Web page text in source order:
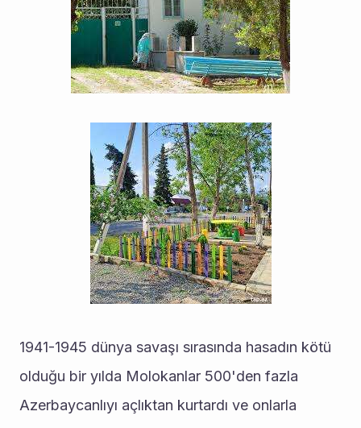
1941-1945 dünya savaşı sırasında hasadın kötü
olduğu bir yılda Molokanlar 500'den fazla
Azerbaycanlıyı açlıktan kurtardı ve onlarla